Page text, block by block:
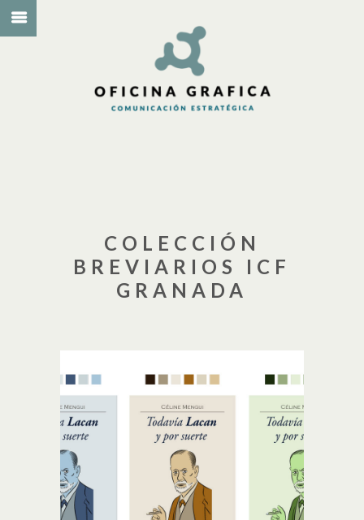
COLECCIÓN
BREVIARIOS ICF
GRANADA